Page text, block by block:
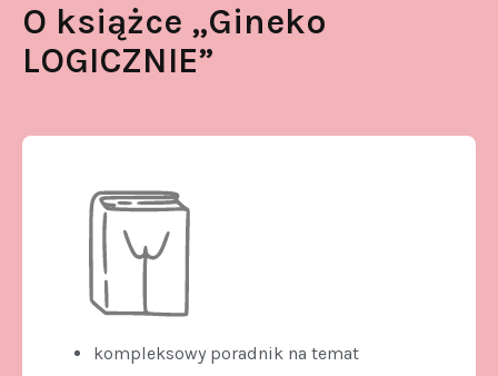
O książce „Gineko
LOGICZNIE”
kompleksowy poradnik na temat